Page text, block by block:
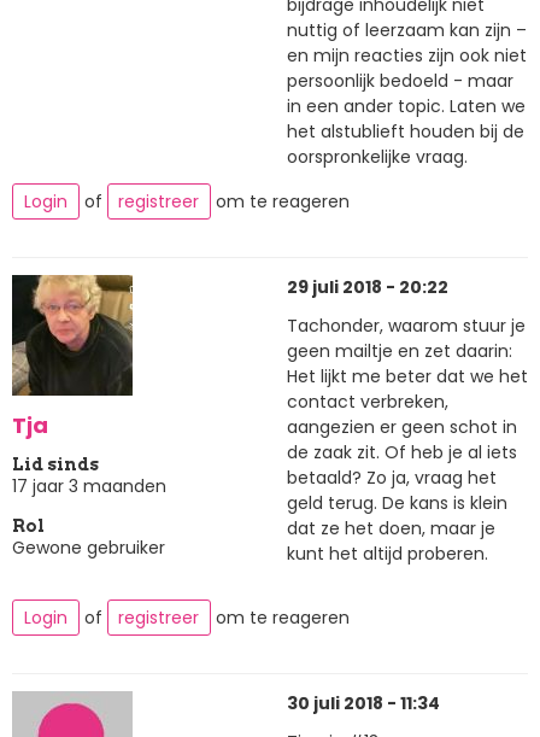
bijdrage inhoudelijk niet
nuttig of leerzaam kan zijn –
en mijn reacties zijn ook niet
persoonlijk bedoeld - maar
in een ander topic. Laten we
het alstublieft houden bij de
oorspronkelijke vraag.
Login
of registreer om te reageren
Tja
Lid sinds
17 jaar 3 maanden
Rol
Gewone gebruiker
29 juli 2018 - 20:22
Tachonder, waarom stuur je
geen mailtje en zet daarin:
Het lijkt me beter dat we het
contact verbreken,
aangezien er geen schot in
de zaak zit. Of heb je al iets
betaald? Zo ja, vraag het
geld terug. De kans is klein
dat ze het doen, maar je
kunt het altijd proberen.
Login of registreer om te reageren
30 juli 2018 - 11:34